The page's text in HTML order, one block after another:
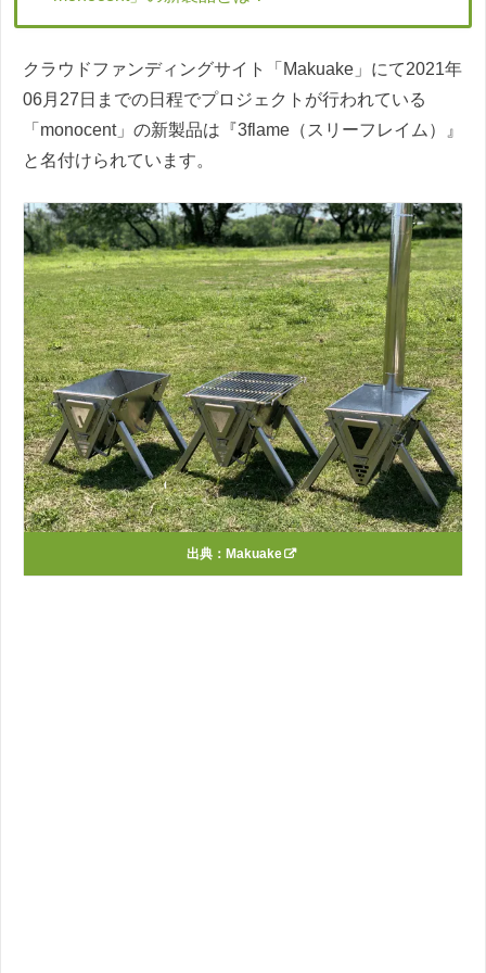
クラウドファンディングサイト「Makuake」にて2021年
06月27日までの日程でプロジェクトが行われている
「monocent」の新製品は『3flame（スリーフレイム）』
と名付けられています。
出典： Makuake